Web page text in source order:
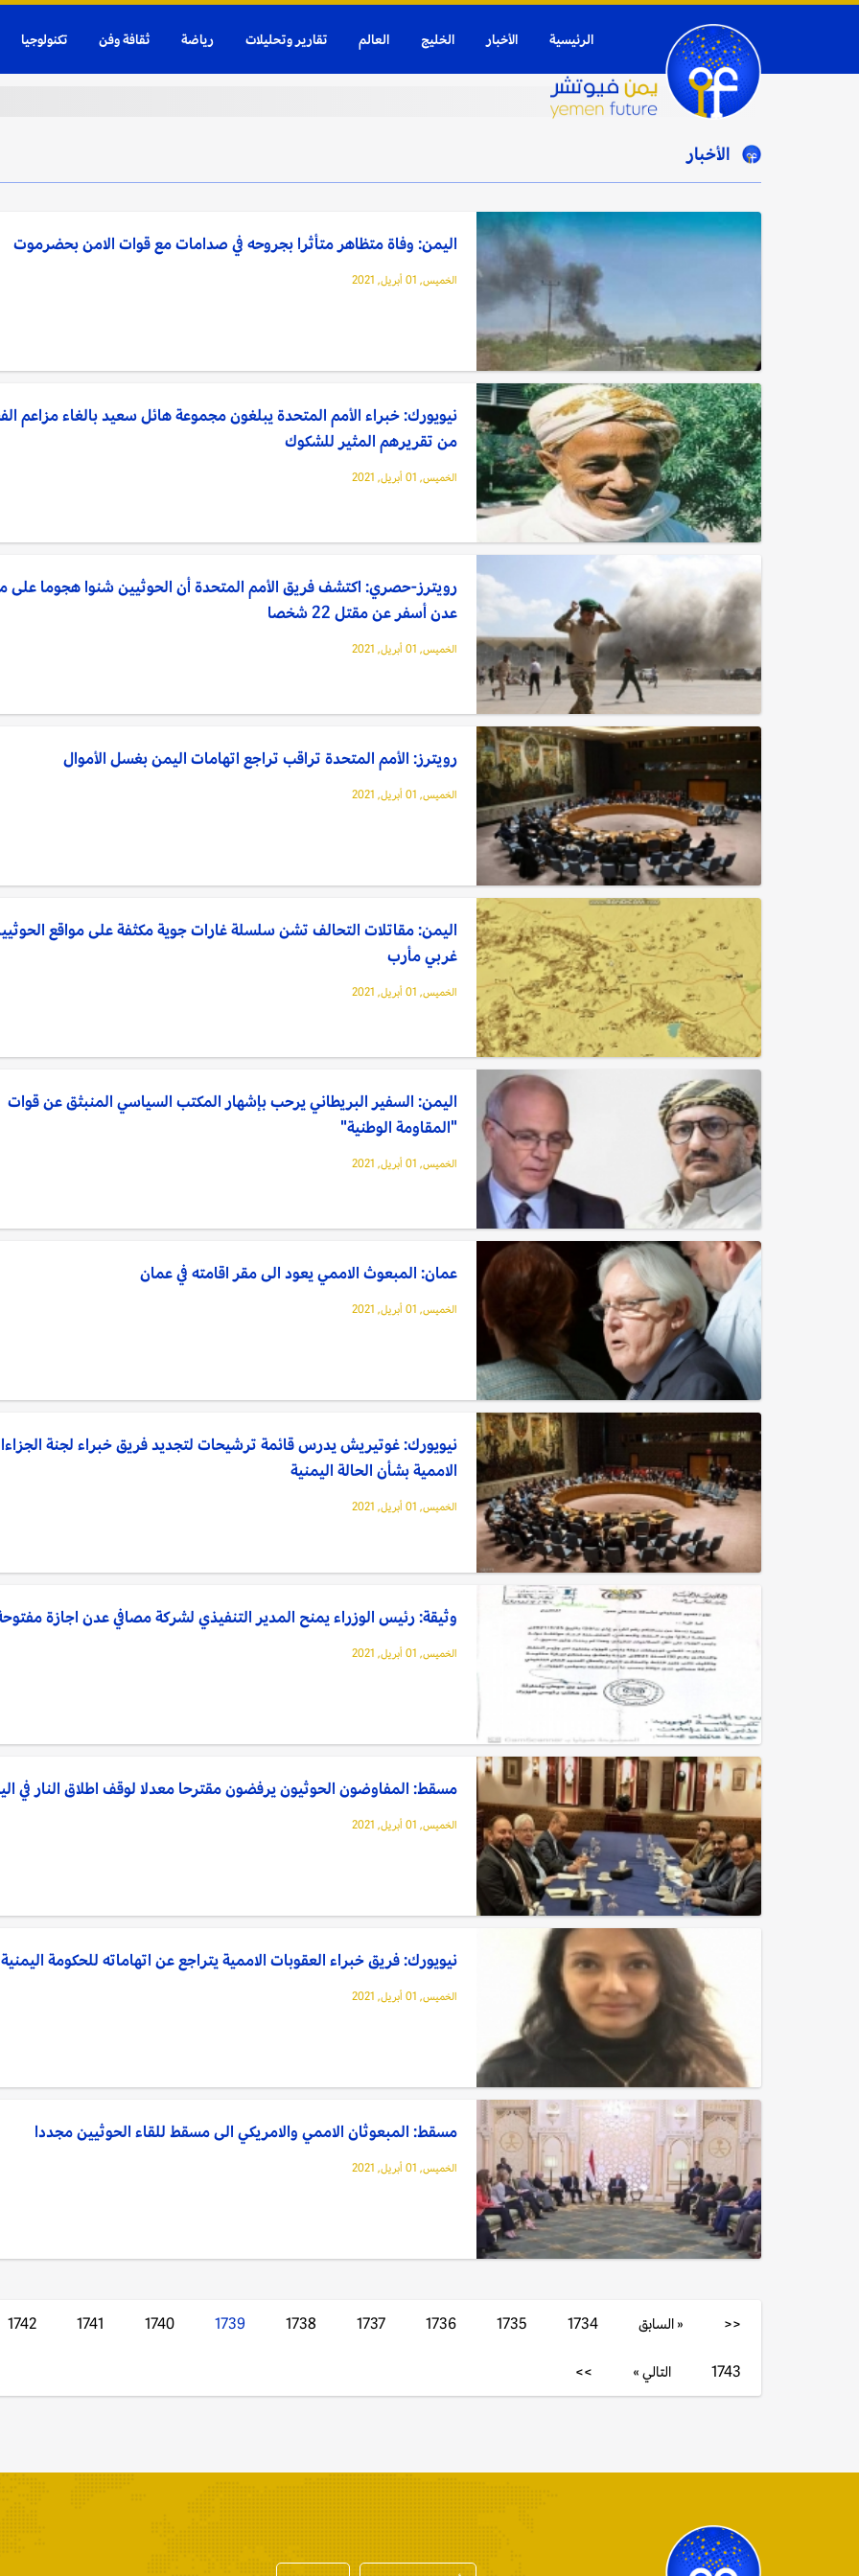
الرئيسية الأخبار الخليج العالم تقارير وتحليلات رياضة ثقافة وفن تكنولوجيا
الأخبار
اليمن: وفاة متظاهر متأثرا بجروحه في صدامات مع قوات الامن بحضرموت
الخميس, 01 أبريل, 2021
نيويورك: خبراء الأمم المتحدة يبلغون مجموعة هائل سعيد بالغاء مزاعم
من تقريرهم المثير للشكوك
الخميس, 01 أبريل, 2021
رويترز-حصري: اكتشف فريق الأمم المتحدة أن الحوثيين شنوا هجوما على
عدن أسفر عن مقتل 22 شخصا
الخميس, 01 أبريل, 2021
رويترز: الأمم المتحدة تراقب تراجع اتهامات اليمن بغسل الأموال
الخميس, 01 أبريل, 2021
اليمن: مقاتلات التحالف تشن سلسلة غارات جوية مكثفة على مواقع
غربي مأرب
الخميس, 01 أبريل, 2021
اليمن: السفير البريطاني يرحب بإشهار المكتب السياسي المنبثق عن قوات
"المقاومة الوطنية"
الخميس, 01 أبريل, 2021
عمان: المبعوث الاممي يعود الى مقر اقامته في عمان
الخميس, 01 أبريل, 2021
نيويورك: غوتيريش يدرس قائمة ترشيحات لتجديد فريق خبراء لجنة
الاممية بشأن الحالة اليمنية
الخميس, 01 أبريل, 2021
وثيقة: رئيس الوزراء يمنح المدير التنفيذي لشركة مصافي عدن اجازة
الخميس, 01 أبريل, 2021
مسقط: المفاوضون الحوثيون يرفضون مقترحا معدلا لوقف اطلاق النار في
الخميس, 01 أبريل, 2021
نيويورك: فريق خبراء العقوبات الاممية يتراجع عن اتهاماته للحكومة اليمنية
الخميس, 01 أبريل, 2021
مسقط: المبعوثان الاممي والامريكي الى مسقط للقاء الحوثيين مجددا
الخميس, 01 أبريل, 2021
<< « السابق 1734
1735
1736
1737
1738
1739
1740
1741
1742
1743 التالي » >>